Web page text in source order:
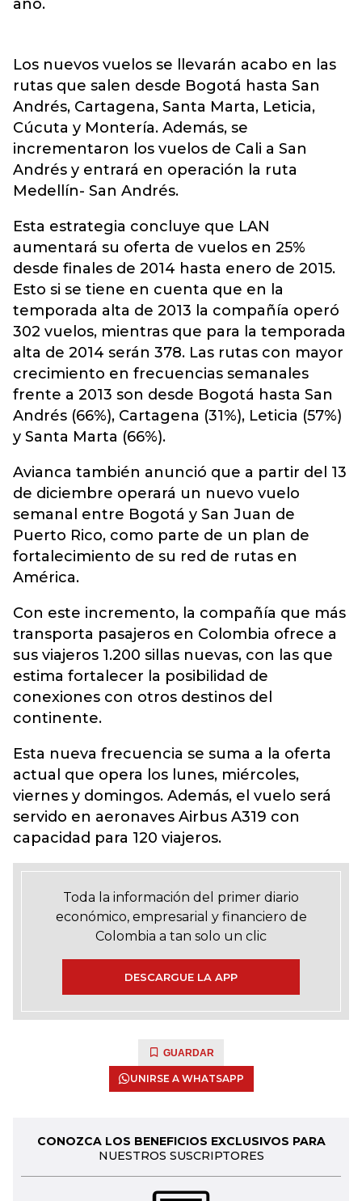
año.
Los nuevos vuelos se llevarán acabo en las
rutas que salen desde Bogotá hasta San
Andrés, Cartagena, Santa Marta, Leticia,
Cúcuta y Montería. Además, se
incrementaron los vuelos de Cali a San
Andrés y entrará en operación la ruta
Medellín- San Andrés.
Esta estrategia concluye que LAN
aumentará su oferta de vuelos en 25%
desde finales de 2014 hasta enero de 2015.
Esto si se tiene en cuenta que en la
temporada alta de 2013 la compañía operó
302 vuelos, mientras que para la temporada
alta de 2014 serán 378. Las rutas con mayor
crecimiento en frecuencias semanales
frente a 2013 son desde Bogotá hasta San
Andrés (66%), Cartagena (31%), Leticia (57%)
y Santa Marta (66%).
Avianca también anunció que a partir del 13
de diciembre operará un nuevo vuelo
semanal entre Bogotá y San Juan de
Puerto Rico, como parte de un plan de
fortalecimiento de su red de rutas en
América.
Con este incremento, la compañía que más
transporta pasajeros en Colombia ofrece a
sus viajeros 1.200 sillas nuevas, con las que
estima fortalecer la posibilidad de
conexiones con otros destinos del
continente.
Esta nueva frecuencia se suma a la oferta
actual que opera los lunes, miércoles,
viernes y domingos. Además, el vuelo será
servido en aeronaves Airbus A319 con
capacidad para 120 viajeros.
Toda la información del primer diario
económico, empresarial y financiero de
Colombia a tan solo un clic
DESCARGUE LA APP
GUARDAR
UNIRSE A WHATSAPP
CONOZCA LOS BENEFICIOS EXCLUSIVOS PARA
NUESTROS SUSCRIPTORES